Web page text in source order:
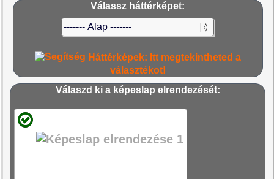
Válassz háttérképet:
Háttérképek: Itt megtekintheted a
választékot!
Válaszd ki a képeslap elrendezését: